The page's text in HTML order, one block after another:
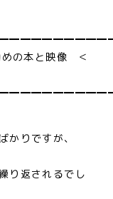
の本と映像 ＜
かりですが、
り返されるでし